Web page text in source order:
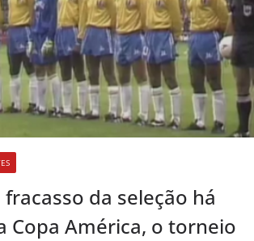
da seleção há
Copa América, o torneio